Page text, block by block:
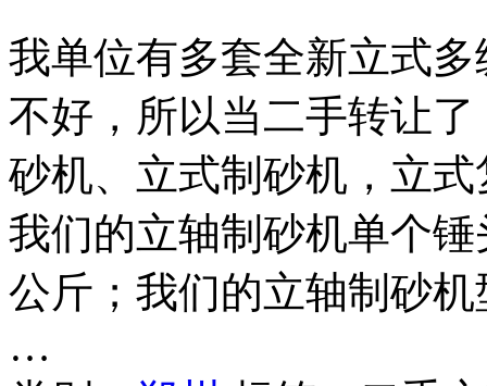
我单位有多套全新立式
不好，所以当二手转让
砂机、立式制砂机，立
我们的立轴制砂机单个
公斤；我们的立轴制砂
…